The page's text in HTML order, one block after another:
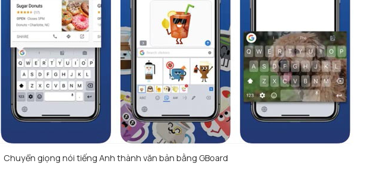
Chuyển giọng nói tiếng Anh thành văn bản bằng GBoard